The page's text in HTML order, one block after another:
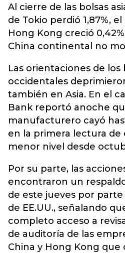
Al cierre de las bolsas
de Tokio perdió 1,87%,
Hong Kong creció
China continental no
Las orientaciones de
occidentales
también en Asia. En el
Bank reportó anoche
manufacturero cayó
en la primera lectura de
menor nivel desde
Por su parte, las
encontraron un
de este jueves por
de EE.UU., señalando
completo acceso a
de auditoría de las
China y Hong Kong que